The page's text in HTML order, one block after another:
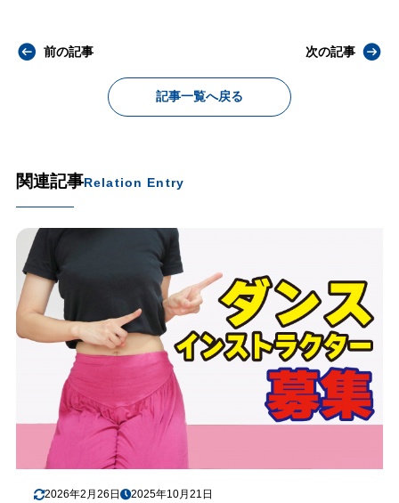
前の記事
記事一覧へ戻る
次の記事
関連記事Relation Entry
2026年2月26日 2025年10月21日